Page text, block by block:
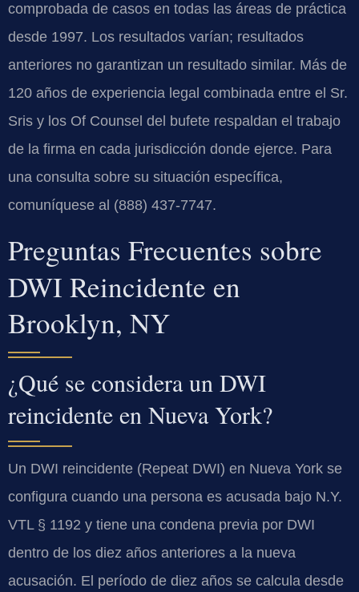
comprobada de casos en todas las áreas de práctica
desde 1997. Los resultados varían; resultados
anteriores no garantizan un resultado similar. Más de
120 años de experiencia legal combinada entre el Sr.
Sris y los Of Counsel del bufete respaldan el trabajo
de la firma en cada jurisdicción donde ejerce. Para
una consulta sobre su situación específica,
comuníquese al (888) 437-7747.
Preguntas Frecuentes sobre
DWI Reincidente en
Brooklyn, NY
¿Qué se considera un DWI
reincidente en Nueva York?
Un DWI reincidente (Repeat DWI) en Nueva York se
configura cuando una persona es acusada bajo N.Y.
VTL § 1192 y tiene una condena previa por DWI
dentro de los diez años anteriores a la nueva
acusación. El período de diez años se calcula desde